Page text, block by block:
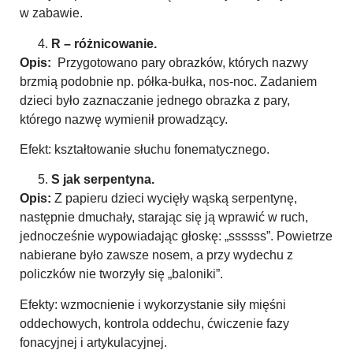
w zabawie.
R – różnicowanie.
Opis:
Przygotowano pary obrazków, których nazwy
brzmią podobnie np. półka-bułka, nos-noc. Zadaniem
dzieci było zaznaczanie jednego obrazka z pary,
którego nazwę wymienił prowadzący.
Efekt: kształtowanie słuchu fonematycznego.
S jak serpentyna.
Opis: Z papieru dzieci wycięły wąską serpentynę,
następnie dmuchały, starając się ją wprawić w ruch,
jednocześnie wypowiadając głoskę: „ssssss”. Powietrze
nabierane było zawsze nosem, a przy wydechu z
policzków nie tworzyły się „baloniki”.
Efekty: wzmocnienie i wykorzystanie siły mięśni
oddechowych, kontrola oddechu, ćwiczenie fazy
fonacyjnej i artykulacyjnej.